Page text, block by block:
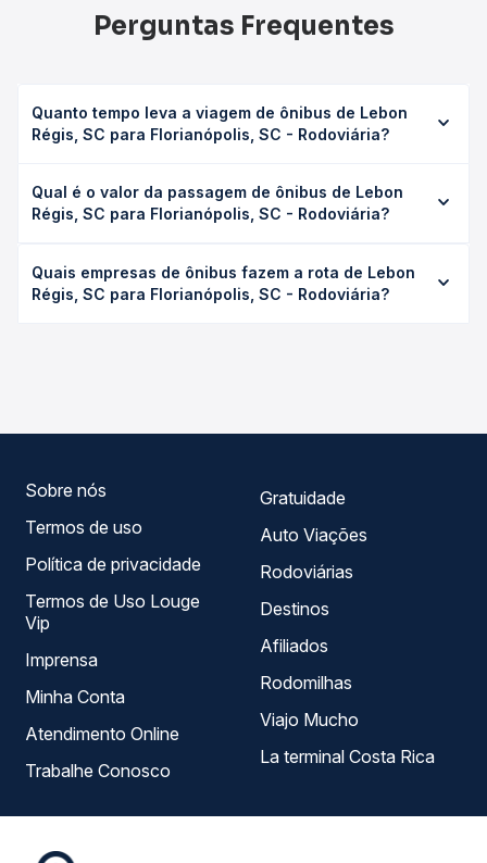
Perguntas Frequentes
Quanto tempo leva a viagem de ônibus de Lebon
Régis, SC para Florianópolis, SC - Rodoviária?
Florianópolis, SC - Rodoviária leva em média 7h 15min,
podendo variar conforme a viação, o tipo de serviço
disponíveis e vê a duração exata de cada opção na data
desejada.
Qual é o valor da passagem de ônibus de Lebon
Régis, SC para Florianópolis, SC - Rodoviária?
Florianópolis, SC - Rodoviária custa em média R$ 220,71 e
varia conforme a data da viagem, a empresa, o tipo de
Quais empresas de ônibus fazem a rota de Lebon
Régis, SC para Florianópolis, SC - Rodoviária?
Sobre nós
Termos de uso
Política de privacidade
Termos de Uso Louge
Vip
Imprensa
Minha Conta
Atendimento Online
Trabalhe Conosco
Gratuidade
Auto Viações
Rodoviárias
Destinos
Afiliados
Rodomilhas
Viajo Mucho
La terminal Costa Rica